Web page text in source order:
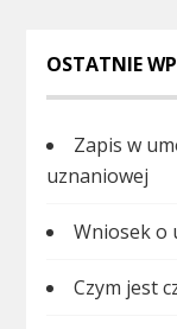
OSTATNIE
Zapis w
uznaniowej
Wniosek o
Czym jest